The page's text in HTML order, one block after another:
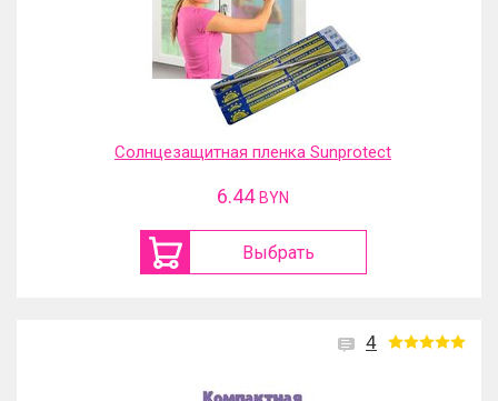
Солнцезащитная пленка Sunprotect
6.44 BYN
Выбрать
4